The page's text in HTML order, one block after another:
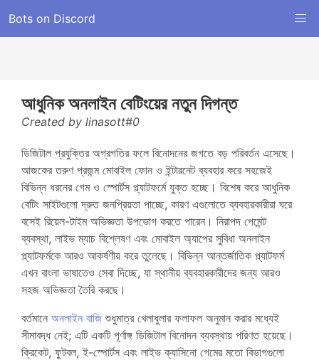
Bots on Discord
আধুনিক অনলাইন বেটিংয়ের নতুন দিগন্ত
Created by linasott#0
ডিজিটাল প্রযুক্তির অগ্রগতির ফলে বিনোদনের জগতে বড় পরিবর্তন এসেছে।
আজকের তরুণ প্রজন্ম মোবাইল ফোন ও ইন্টারনেট ব্যবহার করে সহজেই
বিভিন্ন ধরনের গেম ও স্পোর্টস প্ল্যাটফর্মে যুক্ত হচ্ছে। বিশেষ করে আধুনিক
বেটিং সাইটগুলো দ্রুত জনপ্রিয়তা পাচ্ছে, কারণ এগুলোতে ব্যবহারকারীরা ঘরে
বসেই রিয়েল-টাইম অভিজ্ঞতা উপভোগ করতে পারেন। নিরাপদ পেমেন্ট
ব্যবস্থা, লাইভ ম্যাচ বিশ্লেষণ এবং মোবাইল অ্যাপের সুবিধা অনলাইন
প্ল্যাটফর্মকে আরও আকর্ষণীয় করে তুলেছে। বিভিন্ন আন্তর্জাতিক প্ল্যাটফর্ম
এখন বাংলা ভাষাতেও সেবা দিচ্ছে, যা স্থানীয় ব্যবহারকারীদের জন্য আরও
সহজ অভিজ্ঞতা তৈরি করছে।
বর্তমানে অনলাইন বাজি শুধুমাত্র খেলাধুলার ফলাফল অনুমান করার মধ্যেই
সীমাবদ্ধ নেই; এটি একটি পূর্ণাঙ্গ ডিজিটাল বিনোদন ব্যবস্থায় পরিণত হয়েছে।
ক্রিকেট, ফুটবল, ই-স্পোর্টস এবং লাইভ ক্যাসিনো গেমের মতো বিভাগগুলো